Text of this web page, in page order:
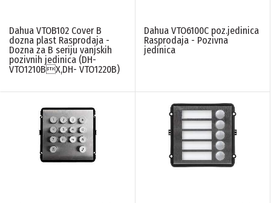
Dahua VTOB102 Cover B
dozna plast Rasprodaja -
Dozna za B seriju vanjskih
pozivnih jedinica (DH-
VTO1210BX,DH- VTO1220B)
Dahua VTO6100C poz.jedinica
Rasprodaja - Pozivna
jedinica